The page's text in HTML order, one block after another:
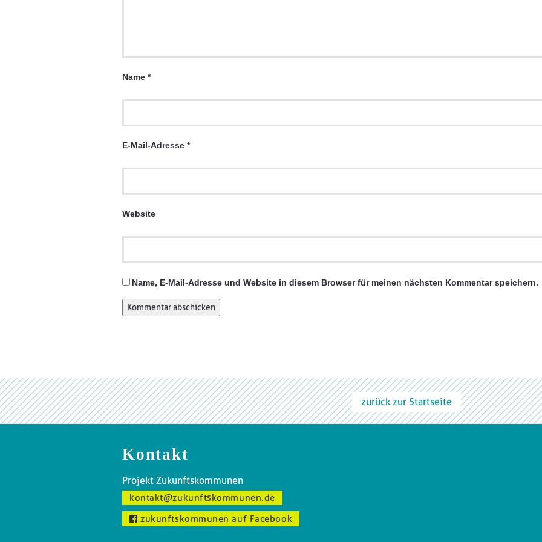
Name *
E-Mail-Adresse *
Website
Name, E-Mail-Adresse und Website in diesem Browser für meinen nächsten Kommentar speichern.
zurück zur Startseite
Kontakt
Projekt Zukunftskommunen
kontakt@zukunftskommunen.de
zukunftskommunen auf Facebook